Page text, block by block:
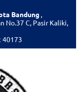
Bandung ,
No.37 C, Pasir Kaliki,
40173